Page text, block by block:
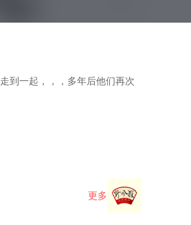
一起，，，多年后他们再次
更多